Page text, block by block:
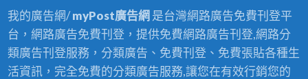
我的廣告網/myPost廣告網是台灣網路廣告免費刊登平
台，網路廣告免費刊登，提供免費網路廣告刊登,網路分
類廣告刊登服務，分類廣告、免費刊登、免費張貼各種生
活資訊，完全免費的分類廣告服務,讓您在有效行銷您的